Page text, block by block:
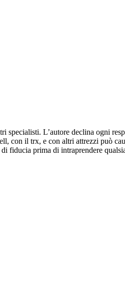
L’autore declina ogni
con il trx, e con altri attrezzi può
fiducia prima di intraprendere